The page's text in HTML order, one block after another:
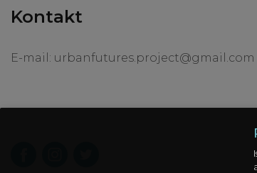
Kontakt
E-mail: urbanfutures.project@gmail.com